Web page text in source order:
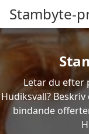
Stambyte-
Letar du efter
Hudiksvall?
bindande